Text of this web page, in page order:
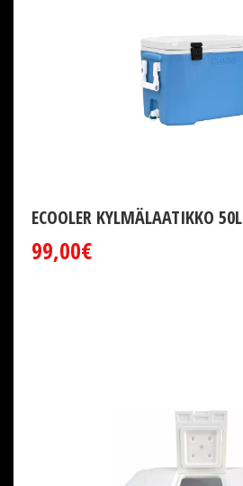
ECOOLER KYLMÄLAATIKKO 50L
99,00€